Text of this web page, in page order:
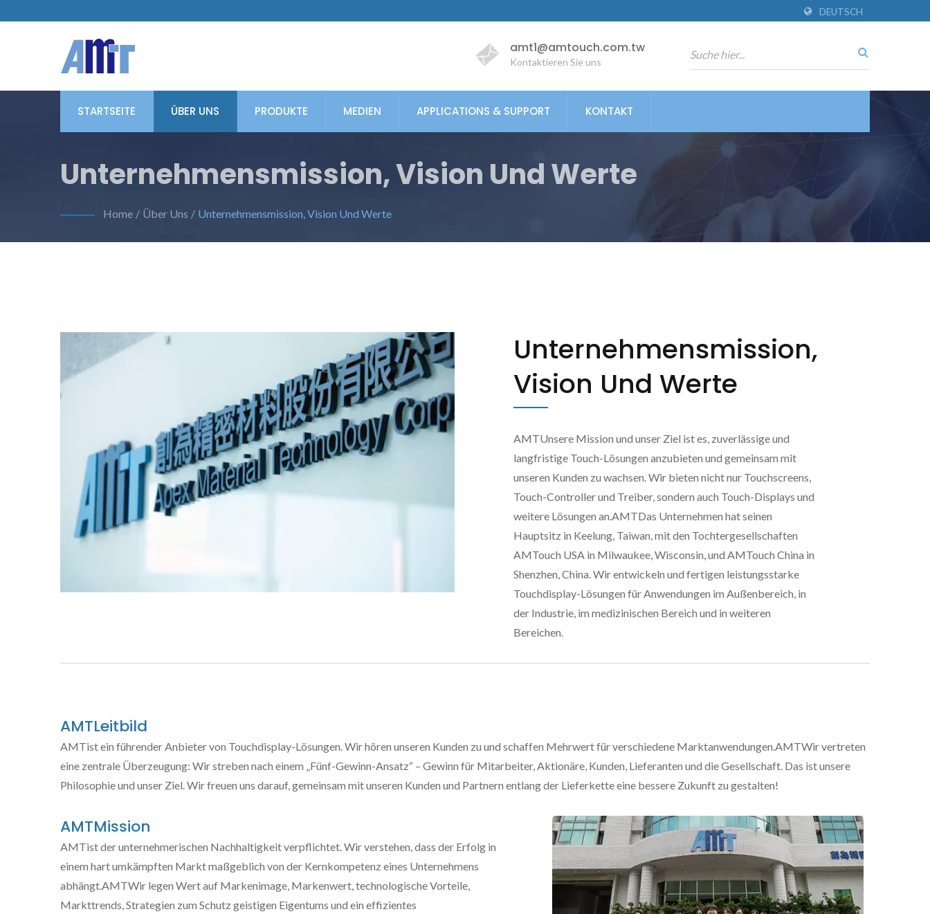
DEUTSCH
amt1@amtouch.com.tw
Kontaktieren Sie uns
STARTSEITE ÜBER UNS PRODUKTE MEDIEN APPLICATIONS & SUPPORT KONTAKT
Unternehmensmission, Vision Und Werte
Home / Über Uns / Unternehmensmission, Vision Und Werte
Unternehmensmission,
Vision Und Werte
AMTUnsere Mission und unser Ziel ist es, zuverlässige und
langfristige Touch-Lösungen anzubieten und gemeinsam mit
unseren Kunden zu wachsen. Wir bieten nicht nur Touchscreens,
Touch-Controller und Treiber, sondern auch Touch-Displays und
weitere Lösungen an.AMTDas Unternehmen hat seinen
Hauptsitz in Keelung, Taiwan, mit den Tochtergesellschaften
AMTouch USA in Milwaukee, Wisconsin, und AMTouch China in
Shenzhen, China. Wir entwickeln und fertigen leistungsstarke
Touchdisplay-Lösungen für Anwendungen im Außenbereich, in
der Industrie, im medizinischen Bereich und in weiteren
Bereichen.
AMTLeitbild
AMTist ein führender Anbieter von Touchdisplay-Lösungen. Wir hören unseren Kunden zu und schaffen Mehrwert für verschiedene Marktanwendungen.AMTWir vertreten
eine zentrale Überzeugung: Wir streben nach einem „Fünf-Gewinn-Ansatz“ – Gewinn für Mitarbeiter, Aktionäre, Kunden, Lieferanten und die Gesellschaft. Das ist unsere
Philosophie und unser Ziel. Wir freuen uns darauf, gemeinsam mit unseren Kunden und Partnern entlang der Lieferkette eine bessere Zukunft zu gestalten!
AMTMission
AMTist der unternehmerischen Nachhaltigkeit verpflichtet. Wir verstehen, dass der Erfolg in
einem hart umkämpften Markt maßgeblich von der Kernkompetenz eines Unternehmens
abhängt.AMTWir legen Wert auf Markenimage, Markenwert, technologische Vorteile,
Markttrends, Strategien zum Schutz geistigen Eigentums und ein effizientes